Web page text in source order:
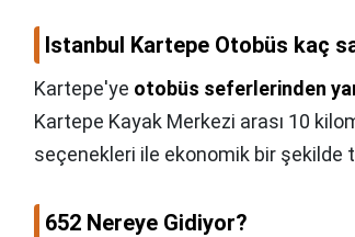
Istanbul Kartepe Otobüs kaç
Kartepe'ye otobüs seferlerinden
Kartepe Kayak Merkezi arası 10
seçenekleri ile ekonomik bir şekilde
652 Nereye Gidiyor?